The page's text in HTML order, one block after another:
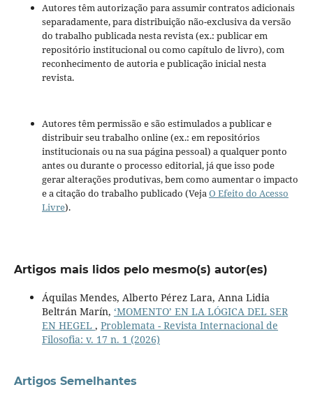
Autores têm autorização para assumir contratos adicionais
separadamente, para distribuição não-exclusiva da versão
do trabalho publicada nesta revista (ex.: publicar em
repositório institucional ou como capítulo de livro), com
reconhecimento de autoria e publicação inicial nesta
revista.
Autores têm permissão e são estimulados a publicar e
distribuir seu trabalho online (ex.: em repositórios
institucionais ou na sua página pessoal) a qualquer ponto
antes ou durante o processo editorial, já que isso pode
gerar alterações produtivas, bem como aumentar o impacto
e a citação do trabalho publicado (Veja O Efeito do Acesso
Livre).
Artigos mais lidos pelo mesmo(s) autor(es)
Áquilas Mendes, Alberto Pérez Lara, Anna Lidia
Beltrán Marín, ‘MOMENTO’ EN LA LÓGICA DEL SER
EN HEGEL , Problemata - Revista Internacional de
Filosofia: v. 17 n. 1 (2026)
Artigos Semelhantes